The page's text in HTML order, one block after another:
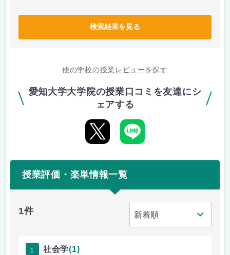
検索結果を見る
他の学校の授業レビューを探す
愛知大学大学院の授業口コミを友達にシ
ェアする
授業評価・楽単情報一覧
1件
1 社会学(1)